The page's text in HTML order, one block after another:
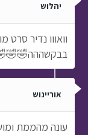
יהלוש
וואווו נדיר
אוריינוש
עונה מהממת